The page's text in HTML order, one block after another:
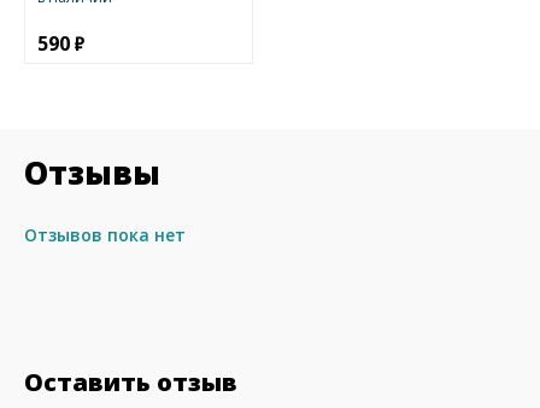
590
Отзывы
Отзывов пока нет
Оставить отзыв